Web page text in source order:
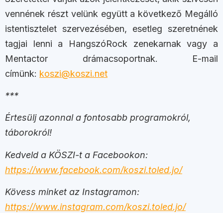
vennének részt velünk együtt a következő Megálló
istentisztelet szervezésében, esetleg szeretnének
tagjai lenni a HangszóRock zenekarnak vagy a
Mentactor drámacsoportnak. E-mail
címünk: koszi@koszi.net
***
Értesülj azonnal a fontosabb programokról,
táborokról!
Kedveld a KÖSZI-t a Facebookon:
https://www.facebook.com/koszi.toled.jo/
Kövess minket az Instagramon:
https://www.instagram.com/koszi.toled.jo/